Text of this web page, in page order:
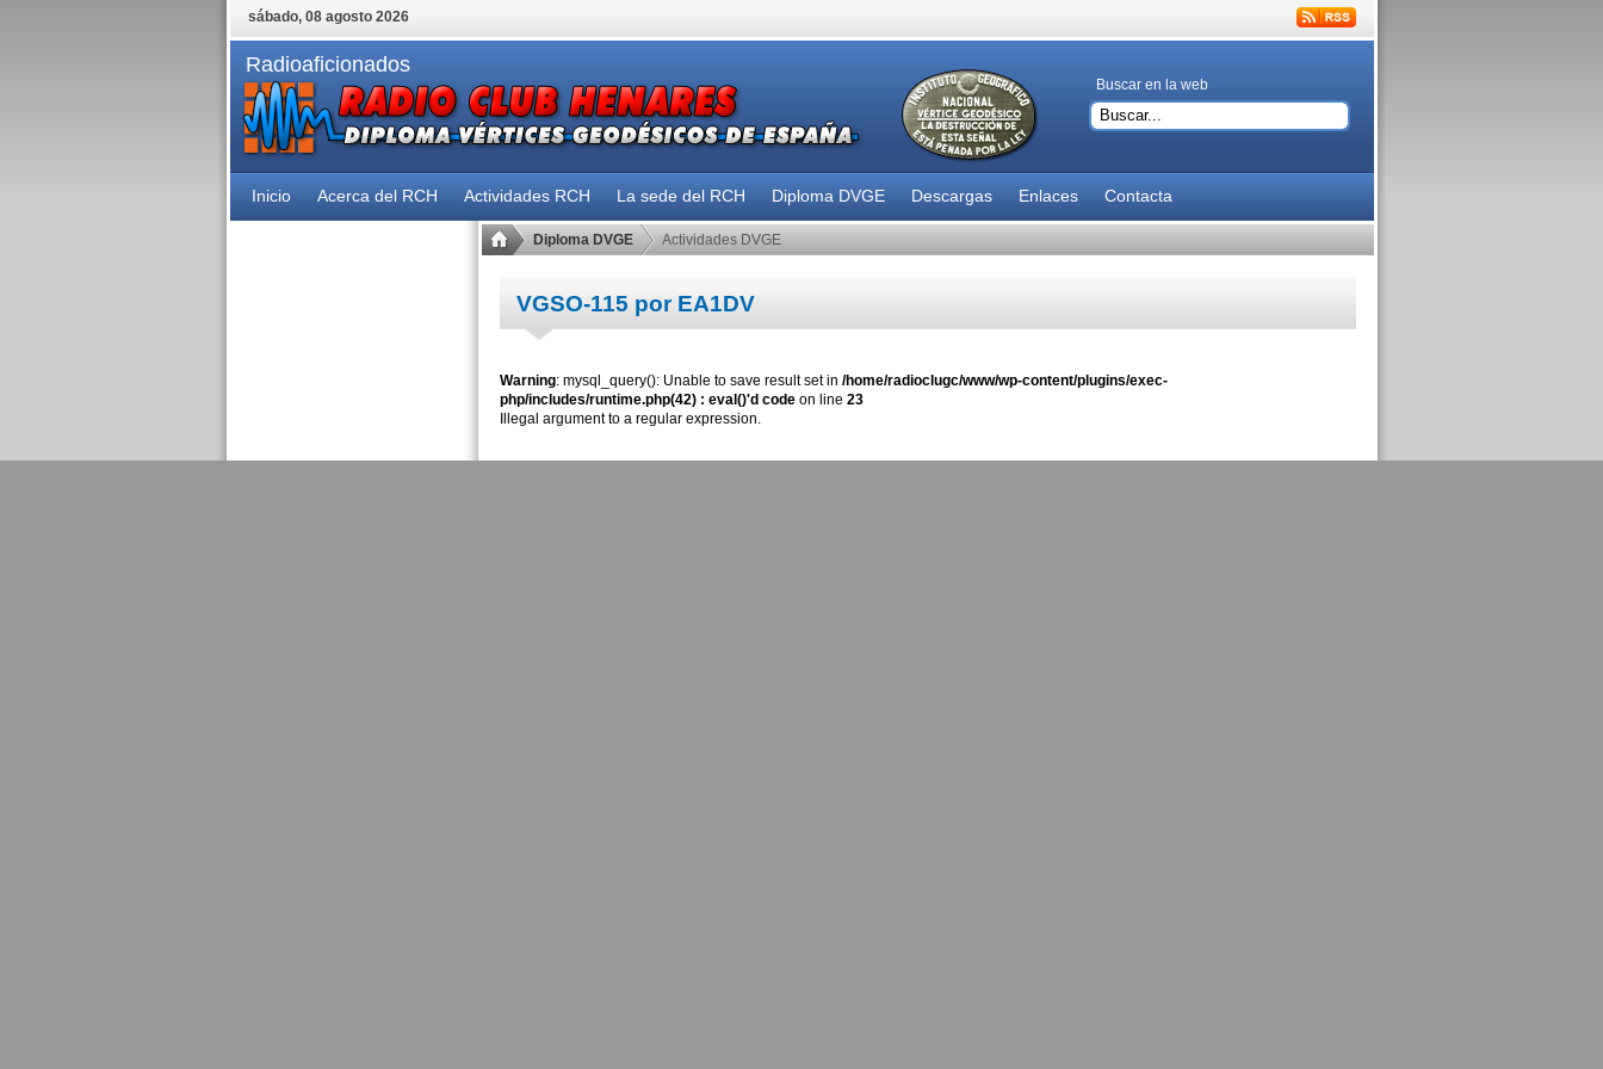
sábado, 08 agosto 2026
Radioaficionados
Buscar en la web
Inicio Acerca del RCH Actividades RCH La sede del RCH Diploma DVGE Descargas Enlaces Contacta
Diploma DVGE Actividades DVGE
VGSO-115 por EA1DV
Warning: mysql_query(): Unable to save result set in /home/radioclugc/www/wp-content/plugins/exec-
php/includes/runtime.php(42) : eval()'d codeon line 23
Illegal argument to a regular expression.